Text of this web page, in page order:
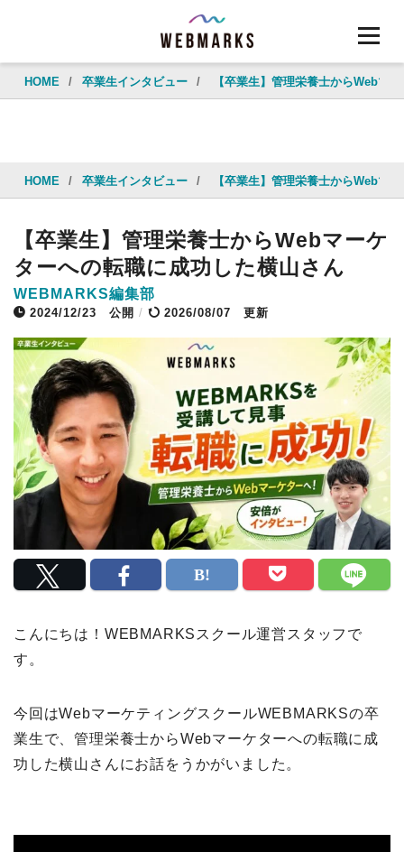
HOME / 卒業生インタビュー / 【卒業生】管理栄養士からWebマ
HOME / 卒業生インタビュー / 【卒業生】管理栄養士からWebマ
【卒業生】管理栄養士からWebマーケ
ターへの転職に成功した横山さん
WEBMARKS編集部
2024/12/23 公開 / 2026/08/07 更新
こんにちは！WEBMARKSスクール運営スタッフで
す。
今回はWebマーケティングスクールWEBMARKSの卒
業生で、管理栄養士からWebマーケターへの転職に成
功した横山さんにお話をうかがいました。